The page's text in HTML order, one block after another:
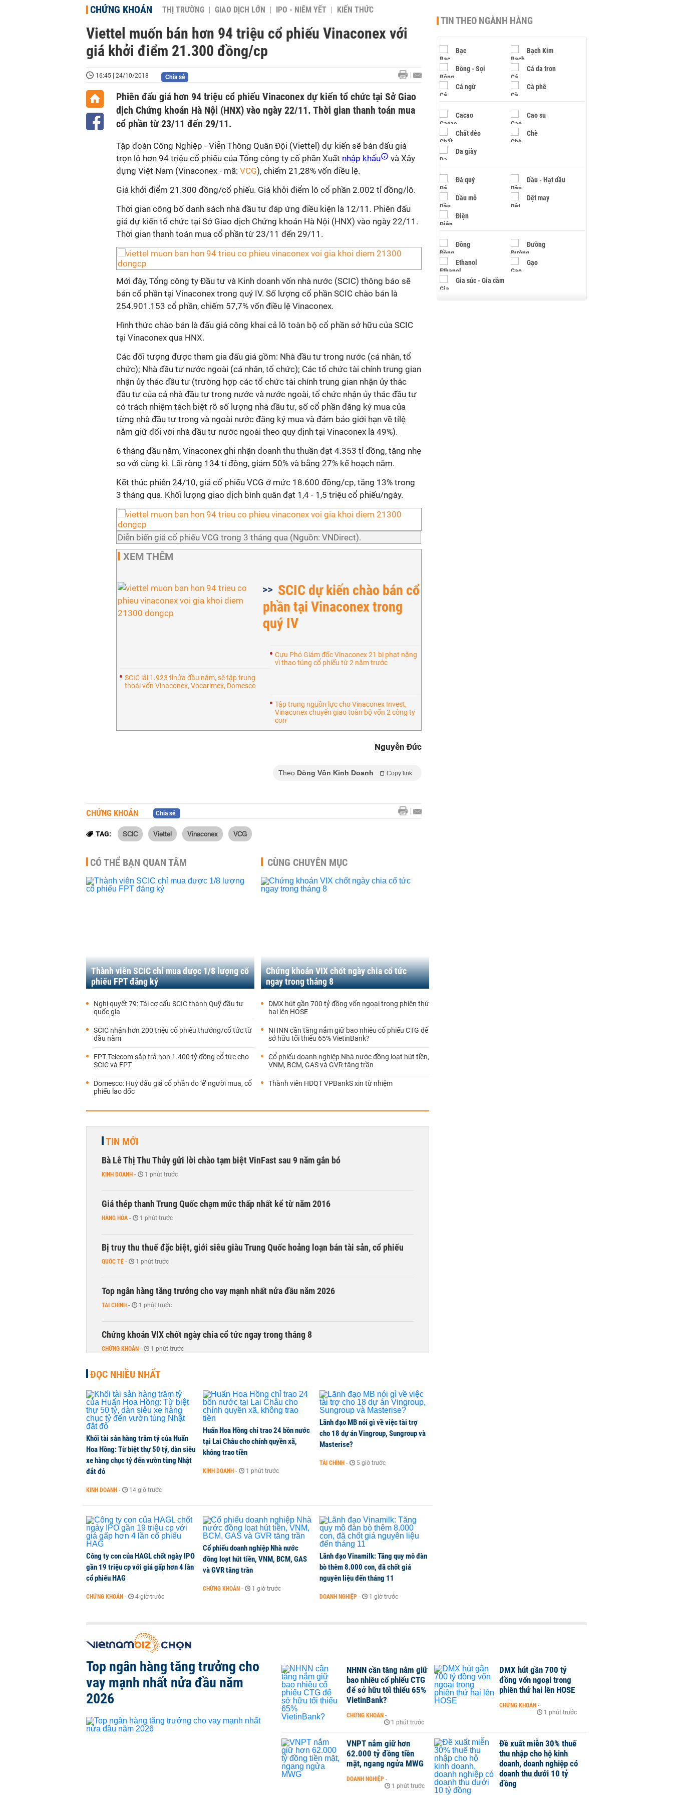
CHỨNG KHOÁN THỊ TRƯỜNG GIAO DỊCH LỚN IPO - NIÊM YẾT KIẾN THỨC
Viettel muốn bán hơn 94 triệu cổ phiếu Vinaconex với
giá khởi điểm 21.300 đồng/cp
16:45 | 24/10/2018 Chia sẻ
Phiên đấu giá hơn 94 triệu cổ phiếu Vinaconex dự kiến tổ chức tại Sở Giao
dịch Chứng khoán Hà Nội (HNX) vào ngày 22/11. Thời gian thanh toán mua
cổ phần từ 23/11 đến 29/11.
Tập đoàn Công Nghiệp - Viễn Thông Quân Đội (Viettel) dự kiến sẽ bán đấu giá
trọn lô hơn 94 triệu cổ phiếu của Tổng công ty cổ phần Xuất nhập khẩu
và Xây
dựng Việt Nam (Vinaconex - mã: VCG), chiếm 21,28% vốn điều lệ.
Giá khởi điểm 21.300 đồng/cổ phiếu. Giá khởi điểm lô cổ phần 2.002 tỉ đồng/lô.
Thời gian công bố danh sách nhà đầu tư đáp ứng điều kiện là 12/11. Phiên đấu
giá dự kiến tổ chức tại Sở Giao dịch Chứng khoán Hà Nội (HNX) vào ngày 22/11.
Thời gian thanh toán mua cổ phần từ 23/11 đến 29/11.
Mới đây, Tổng công ty Đầu tư và Kinh doanh vốn nhà nước (SCIC) thông báo sẽ
bán cổ phần tại Vinaconex trong quý IV. Số lượng cổ phần SCIC chào bán là
254.901.153 cổ phần, chiếm 57,7% vốn điều lệ Vinaconex.
Hình thức chào bán là đấu giá công khai cả lô toàn bộ cổ phần sở hữu của SCIC
tại Vinaconex qua HNX.
Các đối tượng được tham gia đấu giá gồm: Nhà đầu tư trong nước (cá nhân, tổ
chức); Nhà đầu tư nước ngoài (cá nhân, tổ chức); Các tổ chức tài chính trung gian
nhận ủy thác đầu tư (trường hợp các tổ chức tài chính trung gian nhận ủy thác
đầu tư của cả nhà đầu tư trong nước và nước ngoài, tổ chức nhận ủy thác đầu tư
có trách nhiệm tách biệt rõ số lượng nhà đầu tư, số cổ phần đăng ký mua của
từng nhà đầu tư trong và ngoài nước đăng ký mua và đảm bảo giới hạn về tỉlệ
nắm giữ đối với nhà đầu tư nước ngoài theo quy định tại Vinaconex là 49%).
6 tháng đầu năm, Vinaconex ghi nhận doanh thu thuần đạt 4.353 tỉ đồng, tăng nhẹ
so với cùng kì. Lãi ròng 134 tỉ đồng, giảm 50% và bằng 27% kế hoạch năm.
Kết thúc phiên 24/10, giá cổ phiếu VCG ở mức 18.600 đồng/cp, tăng 13% trong
3 tháng qua. Khối lượng giao dịch bình quân đạt 1,4 - 1,5 triệu cổ phiếu/ngày.
Diễn biến giá cổ phiếu VCG trong 3 tháng qua (Nguồn: VNDirect).
XEM THÊM
SCIC dự kiến chào bán cổ
phần tại Vinaconex trong
quý IV
Cựu Phó Giám đốc Vinaconex 21 bị phạt nặng
vì thao túng cổ phiếu từ 2 năm trước
SCIC lãi 1.923 tỉnửa đầu năm, sẽ tập trung
thoái vốn Vinaconex, Vocarimex, Domesco
Tập trung nguồn lực cho Vinaconex Invest,
Vinaconex chuyển giao toàn bộ vốn 2 công ty
con
Nguyễn Đức
Theo Dòng Vốn Kinh Doanh Copy link
CHỨNG KHOÁN Chia sẻ
TAG: SCIC Viettel Vinaconex VCG
CÓ THỂ BẠN QUAN TÂM
Thành viên SCIC chỉ mua được 1/8 lượng cổ
phiếu FPT đăng ký
Nghị quyết 79: Tái cơ cấu SCIC thành Quỹ đầu tư
quốc gia
SCIC nhận hơn 200 triệu cổ phiếu thưởng/cổ tức từ
đầu năm
FPT Telecom sắp trả hơn 1.400 tỷ đồng cổ tức cho
SCIC và FPT
Domesco: Huỷ đấu giá cổ phần do ‘ế’ người mua, cổ
phiếu lao dốc
CÙNG CHUYÊN MỤC
Chứng khoán VIX chốt ngày chia cổ tức
ngay trong tháng 8
DMX hút gần 700 tỷ đồng vốn ngoại trong phiên thứ
hai lên HOSE
NHNN cần tăng nắm giữ bao nhiêu cổ phiếu CTG để
sở hữu tối thiểu 65% VietinBank?
Cổ phiếu doanh nghiệp Nhà nước đồng loạt hút tiền,
VNM, BCM, GAS và GVR tăng trần
Thành viên HĐQT VPBankS xin từ nhiệm
TIN MỚI
Bà Lê Thị Thu Thủy gửi lời chào tạm biệt VinFast sau 9 năm gắn bó
KINH DOANH - 1 phút trước
Giá thép thanh Trung Quốc chạm mức thấp nhất kể từ năm 2016
HÀNG HÓA - 1 phút trước
Bị truy thu thuế đặc biệt, giới siêu giàu Trung Quốc hoảng loạn bán tài sản, cổ phiếu
QUỐC TẾ - 1 phút trước
Top ngân hàng tăng trưởng cho vay mạnh nhất nửa đầu năm 2026
TÀI CHÍNH - 1 phút trước
Chứng khoán VIX chốt ngày chia cổ tức ngay trong tháng 8
CHỨNG KHOÁN - 1 phút trước
DMX hút gần 700 tỷ đồng vốn ngoại trong phiên thứ hai lên HOSE
CHỨNG KHOÁN - 1 phút trước
Chuyên gia Phạm Xuân Hoè chỉ ra 6 nguyên nhân khiến dòng vốn trong nền kinh tế
còn 'tắc nghẽn'
THỜI SỰ - 1 phút trước
VNPT nắm giữ hơn 62.000 tỷ đồng tiền mặt, ngang ngửa MWG
DOANH NGHIỆP - 1 phút trước
ĐỌC NHIỀU NHẤT
Khối tài sản hàng trăm tỷ của Huấn
Hoa Hồng: Từ biệt thự 50 tỷ, dàn siêu
xe hàng chục tỷ đến vườn tùng Nhật
đắt đỏ
KINH DOANH - 14 giờ trước
Huấn Hoa Hồng chỉ trao 24 bồn nước
tại Lai Châu cho chính quyền xã,
không trao tiền
KINH DOANH - 1 phút trước
Lãnh đạo MB nói gì về việc tài trợ
cho 18 dự án Vingroup, Sungroup và
Masterise?
TÀI CHÍNH - 5 giờ trước
Công ty con của HAGL chốt ngày IPO
gần 19 triệu cp với giá gấp hơn 4 lần
cổ phiếu HAG
CHỨNG KHOÁN - 4 giờ trước
Cổ phiếu doanh nghiệp Nhà nước
đồng loạt hút tiền, VNM, BCM, GAS
và GVR tăng trần
CHỨNG KHOÁN - 1 giờ trước
Lãnh đạo Vinamilk: Tăng quy mô đàn
bò thêm 8.000 con, đã chốt giá
nguyên liệu đến tháng 11
DOANH NGHIỆP - 1 giờ trước
TIN THEO NGÀNH HÀNG
Bạc Bạch Kim
Bông - Sợi Cá da trơn
Cá ngừ Cà phê
Cacao Cao su
Chất dẻo Chè
Da giày
Đá quý Dầu - Hạt dầu
Dầu mỏ Dệt may
Điện
Đồng Đường
Ethanol Gạo
Gia súc - Gia cầm
Top ngân hàng tăng trưởng cho
vay mạnh nhất nửa đầu năm
2026
NHNN cần tăng nắm giữ
bao nhiêu cổ phiếu CTG
để sở hữu tối thiểu 65%
VietinBank?
CHỨNG KHOÁN -
1 phút trước
DMX hút gần 700 tỷ
đồng vốn ngoại trong
phiên thứ hai lên HOSE
CHỨNG KHOÁN -
1 phút trước
VNPT nắm giữ hơn
62.000 tỷ đồng tiền
mặt, ngang ngửa MWG
DOANH NGHIỆP -
1 phút trước
Đề xuất miễn 30% thuế
thu nhập cho hộ kinh
doanh, doanh nghiệp có
doanh thu dưới 10 tỷ
đồng